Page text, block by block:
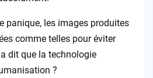
panique, les images produites
comme telles pour éviter
dit que la technologie
?